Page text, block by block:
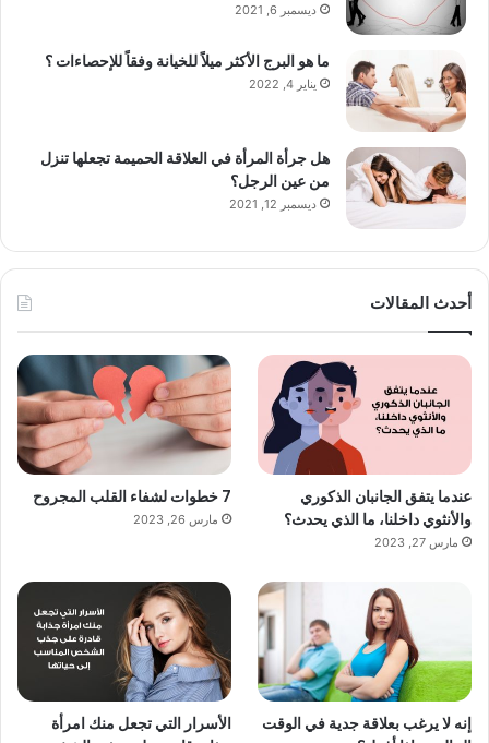
ديسمبر 6, 2021
ما هو البرج الأكثر ميلاً للخيانة وفقاً للإحصاءات ؟
يناير 4, 2022
هل جرأة المرأة في العلاقة الحميمة تجعلها تنزل
من عين الرجل؟
ديسمبر 12, 2021
أحدث المقالات
عندما يتفق الجانبان الذكوري
والأنثوي داخلنا، ما الذي يحدث؟
مارس 27, 2023
7 خطوات لشفاء القلب المجروح
مارس 26, 2023
إنه لا يرغب بعلاقة جدية في الوقت
الأسرار التي تجعل منك امرأة